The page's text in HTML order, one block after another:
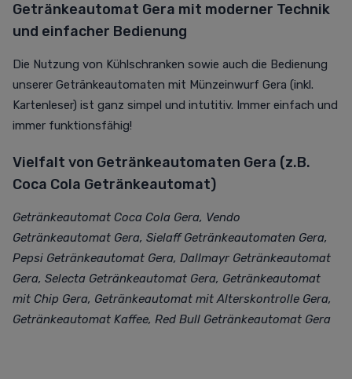
Getränkeautomat Gera mit moderner Technik
und einfacher Bedienung
Die Nutzung von Kühlschranken sowie auch die Bedienung
unserer Getränkeautomaten mit Münzeinwurf Gera (inkl.
Kartenleser) ist ganz simpel und intutitiv. Immer einfach und
immer funktionsfähig!
Vielfalt von Getränkeautomaten Gera (z.B.
Coca Cola Getränkeautomat)
Getränkeautomat Coca Cola Gera, Vendo
Getränkeautomat Gera, Sielaff Getränkeautomaten Gera,
Pepsi Getränkeautomat Gera, Dallmayr Getränkeautomat
Gera, Selecta Getränkeautomat Gera, Getränkeautomat
mit Chip Gera, Getränkeautomat mit Alterskontrolle Gera,
Getränkeautomat Kaffee, Red Bull Getränkeautomat Gera